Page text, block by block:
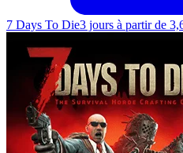
7 Days To Die3 jours à partir de